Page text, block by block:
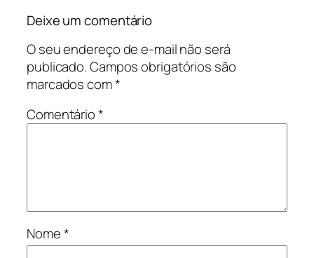
Deixe um comentário
O seu endereço de e-mail não será
publicado.Campos obrigatórios são
marcados com*
Comentário*
Nome*